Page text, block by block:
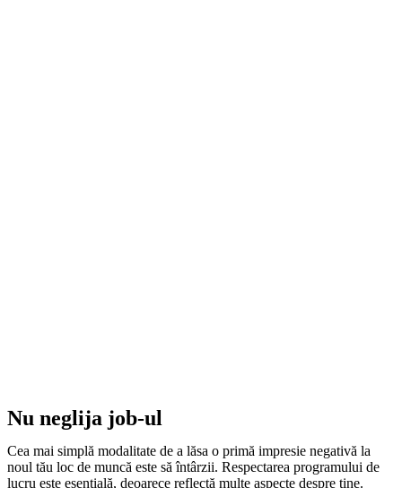
Nu neglija job-ul
Cea mai simplă modalitate de a lăsa o primă impresie negativă la
noul tău loc de muncă este să întârzii. Respectarea programului de
lucru este esențială, deoarece reflectă multe aspecte despre tine.